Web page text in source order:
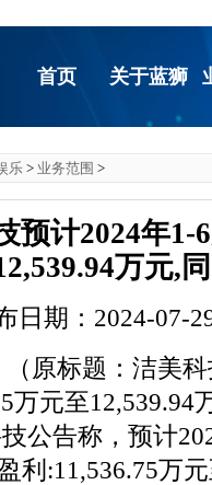
首页 关于蓝狮
乐 > 业务范围 >
预计2024年1-
万元,
日期：2024-07-
（原标题：洁美
万元至12,539.94
公告称，预计
利:11,536.75万